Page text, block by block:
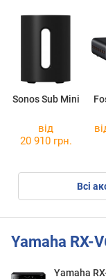
Sonos Sub Mini
від
20 910 грн.
Всі
Yamaha RX-
Yamaha